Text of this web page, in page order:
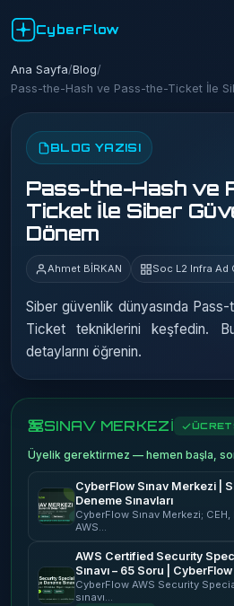
CyberFlow
Ana Sayfa/Blog/
Pass-the-Hash ve Pass-the-Ticket İle
BLOG YAZISI
Pass-the-Hash ve
Ticket İle Siber
Dönem
Ahmet BİRKAN Soc L2 Infra Ad
Siber güvenlik dünyasında
Ticket tekniklerini keşfedin.
detaylarını öğrenin.
SINAV MERKEZİ
Üyelik gerektirmez — hemen başla,
CyberFlow Sınav Merkezi |
Deneme Sınavları
CyberFlow Sınav Merkezi;
AWS…
AWS Certified Security
Sınavı – 65 Soru | CyberFlow
CyberFlow AWS Security
sınavı…